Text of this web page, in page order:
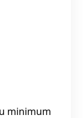
minimum